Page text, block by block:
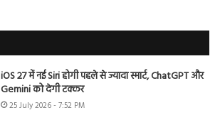
iOS 27 में नई Siri होगी पहले से ज्यादा स्मार्ट, ChatGPT और
Gemini को देगी टक्कर
25 July 2026 - 7:52 PM